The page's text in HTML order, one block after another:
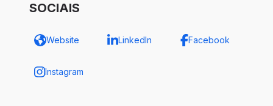
SOCIAIS
Website LinkedIn Facebook
Instagram